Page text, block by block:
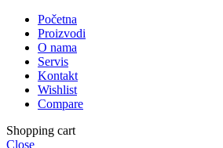
Početna
Proizvodi
O nama
Servis
Kontakt
Wishlist
Compare
Shopping cart
Close